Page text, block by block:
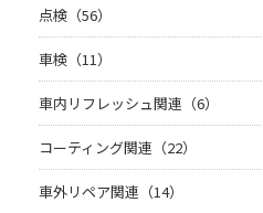
点検（56）
車検（11）
車内リフレッシュ関連（6）
コーティング関連（22）
車外リペア関連（14）